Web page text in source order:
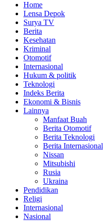
Home
Lensa Depok
Surya TV
Berita
Kesehatan
Kriminal
Otomotif
Internasional
Hukum & politik
Teknologi
Indeks Berita
Ekonomi & Bisnis
Lainnya
Manfaat Buah
Berita Otomotif
Berita Teknologi
Berita Internasional
Nissan
Mitsubishi
Rusia
Ukraina
Pendidikan
Religi
Internasional
Nasional